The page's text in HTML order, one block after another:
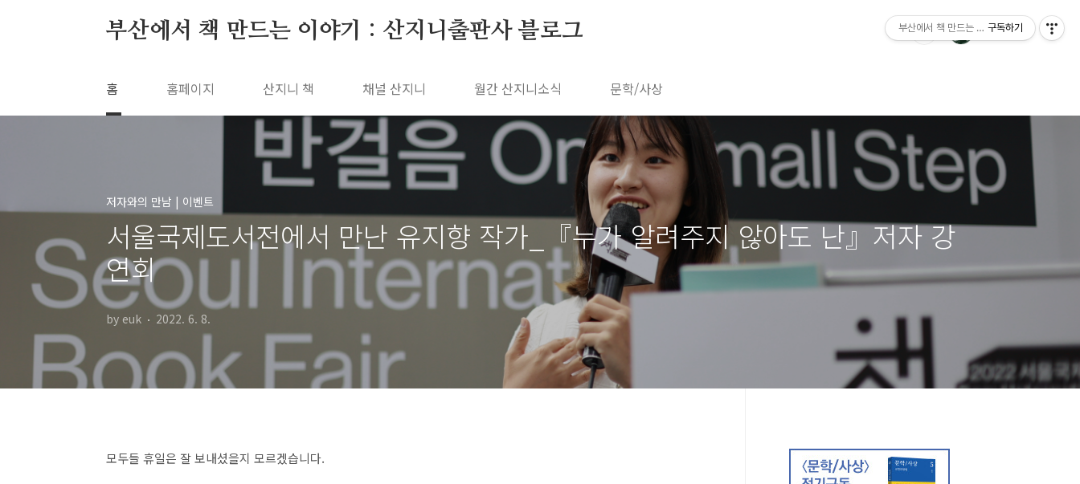
부산에서 책 만드는 이야기 : 산지니출판사 블로그
홈 홈페이지 산지니 책 채널 산지니 월간 산지니소식 문학/사상
저자와의 만남 | 이벤트
서울국제도서전에서 만난 유지향 작가_『누가 알려주지 않아도 난』저자 강
연회
by euk 2022. 6. 8.
모두들 휴일은 잘 보내셨을지 모르겠습니다.
부산에서 책 만드는 이야기 : 산지니출판사 블
구독하기